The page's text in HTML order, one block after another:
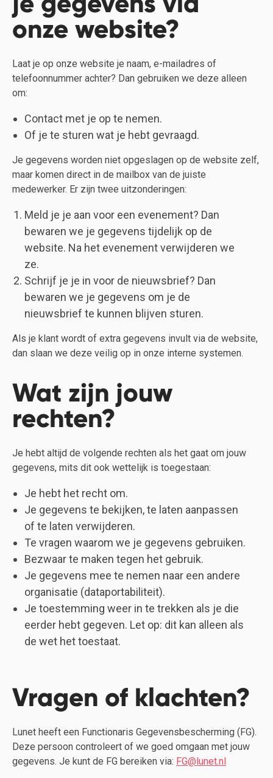
onze website?
Laat je op onze website je naam, e-mailadres of
telefoonnummer achter? Dan gebruiken we deze alleen
om:
Contact met je op te nemen.
Of je te sturen wat je hebt gevraagd.
Je gegevens worden niet opgeslagen op de website zelf,
maar komen direct in de mailbox van de juiste
medewerker. Er zijn twee uitzonderingen:
Meld je je aan voor een evenement? Dan
bewaren we je gegevens tijdelijk op de
website. Na het evenement verwijderen we
ze.
Schrijf je je in voor de nieuwsbrief? Dan
bewaren we je gegevens om je de
nieuwsbrief te kunnen blijven sturen.
Als je klant wordt of extra gegevens invult via de website,
dan slaan we deze veilig op in onze interne systemen.
Wat zijn jouw
rechten?
Je hebt altijd de volgende rechten als het gaat om jouw
gegevens, mits dit ook wettelijk is toegestaan:
Je hebt het recht om.
Je gegevens te bekijken, te laten aanpassen
of te laten verwijderen.
Te vragen waarom we je gegevens gebruiken.
Bezwaar te maken tegen het gebruik.
Je gegevens mee te nemen naar een andere
organisatie (dataportabiliteit).
Je toestemming weer in te trekken als je die
eerder hebt gegeven. Let op: dit kan alleen als
de wet het toestaat.
Vragen of klachten?
Lunet heeft een Functionaris Gegevensbescherming (FG).
Deze persoon controleert of we goed omgaan met jouw
gegevens. Je kunt de FG bereiken via: FG@lunet.nl